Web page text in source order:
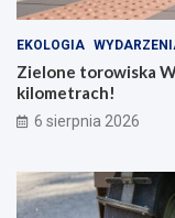
EKOLOGIA
Zielone torowiska
kilometrach!
6 sierpnia 2026